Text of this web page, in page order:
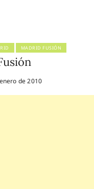
MADRID FUSIÓN
de 2010